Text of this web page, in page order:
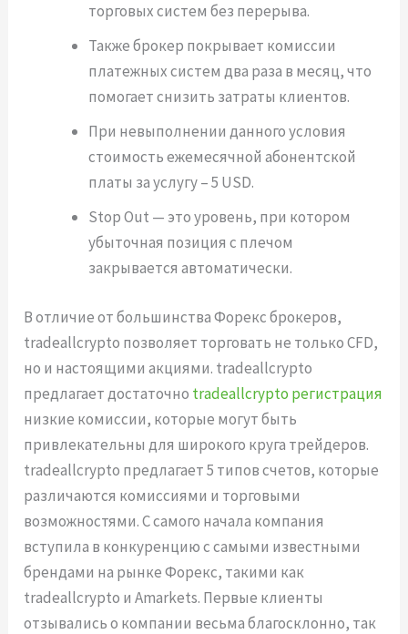
торговых систем без перерыва.
Также брокер покрывает комиссии
платежных систем два раза в месяц, что
помогает снизить затраты клиентов.
При невыполнении данного условия
стоимость ежемесячной абонентской
платы за услугу – 5 USD.
Stop Out — это уровень, при котором
убыточная позиция с плечом
закрывается автоматически.
В отличие от большинства Форекс брокеров,
tradeallcrypto позволяет торговать не только CFD,
но и настоящими акциями. tradeallcrypto
предлагает достаточно tradeallcrypto регистрация
низкие комиссии, которые могут быть
привлекательны для широкого круга трейдеров.
tradeallcrypto предлагает 5 типов счетов, которые
различаются комиссиями и торговыми
возможностями. С самого начала компания
вступила в конкуренцию с самыми известными
брендами на рынке Форекс, такими как
tradeallcrypto и Amarkets. Первые клиенты
отзывались о компании весьма благосклонно, так